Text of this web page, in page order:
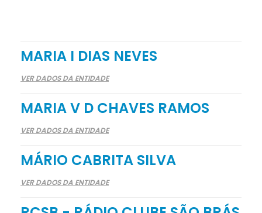
MARIA I DIAS NEVES
VER DADOS DA ENTIDADE
MARIA V D CHAVES RAMOS
VER DADOS DA ENTIDADE
MÁRIO CABRITA SILVA
VER DADOS DA ENTIDADE